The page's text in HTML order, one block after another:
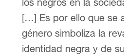
los negros en la
[…] Es por ello que se
género simboliza la
identidad negra y de